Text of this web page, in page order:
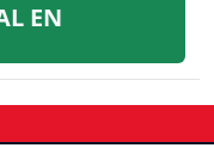
EN